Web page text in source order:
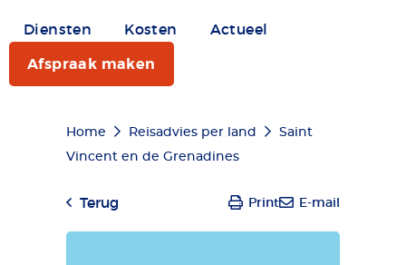
Diensten Kosten Actueel
Afspraak maken
Kruimelpad
Home Reisadvies per land
Saint
Vincent en de Grenadines
Terug Print E-mail